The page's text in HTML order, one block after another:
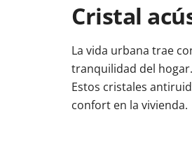
Ventanas
PVC
Balconeras PVCPuertas
acorazadas
Manuales
Cristal
La vida urbana trae
tranquilidad del
Estos cristales
confort en la vivienda.